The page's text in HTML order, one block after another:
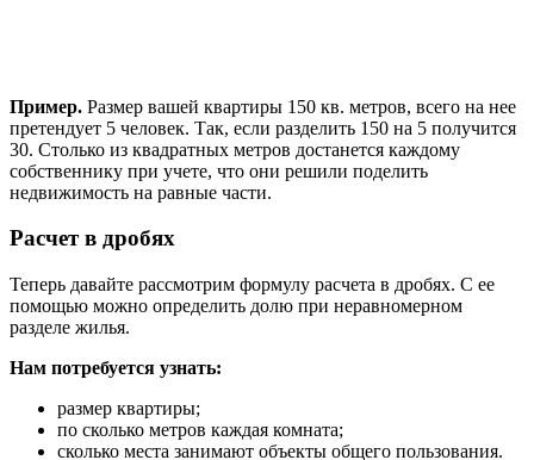
Пример. Размер вашей квартиры 150 кв. метров, всего на нее
претендует 5 человек. Так, если разделить 150 на 5 получится
30. Столько из квадратных метров достанется каждому
собственнику при учете, что они решили поделить
недвижимость на равные части.
Расчет в дробях
Теперь давайте рассмотрим формулу расчета в дробях. С ее
помощью можно определить долю при неравномерном
разделе жилья.
Нам потребуется узнать:
размер квартиры;
по сколько метров каждая комната;
сколько места занимают объекты общего пользования.